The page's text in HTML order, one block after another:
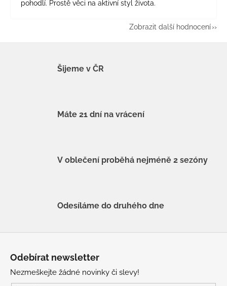
pohodlí. Prostě věci na aktivní styl života.
Zobrazit další hodnocení
Šijeme v ČR
Máte 21 dní na vrácení
V oblečení proběhá nejméně 2 sezóny
Odesíláme do druhého dne
Odebírat newsletter
Nezmeškejte žádné novinky či slevy!